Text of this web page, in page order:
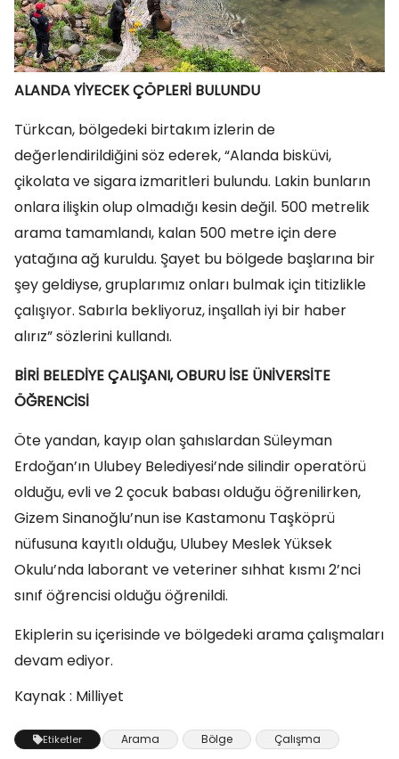
ALANDA YİYECEK ÇÖPLERİ BULUNDU
Türkcan, bölgedeki birtakım izlerin de
değerlendirildiğini söz ederek, “Alanda bisküvi,
çikolata ve sigara izmaritleri bulundu. Lakin bunların
onlara ilişkin olup olmadığı kesin değil. 500 metrelik
arama tamamlandı, kalan 500 metre için dere
yatağına ağ kuruldu. Şayet bu bölgede başlarına bir
şey geldiyse, gruplarımız onları bulmak için titizlikle
çalışıyor. Sabırla bekliyoruz, inşallah iyi bir haber
alırız” sözlerini kullandı.
BİRİ BELEDİYE ÇALIŞANI, OBURU İSE ÜNİVERSİTE
ÖĞRENCİSİ
Öte yandan, kayıp olan şahıslardan Süleyman
Erdoğan’ın Ulubey Belediyesi’nde silindir operatörü
olduğu, evli ve 2 çocuk babası olduğu öğrenilirken,
Gizem Sinanoğlu’nun ise Kastamonu Taşköprü
nüfusuna kayıtlı olduğu, Ulubey Meslek Yüksek
Okulu’nda laborant ve veteriner sıhhat kısmı 2’nci
sınıf öğrencisi olduğu öğrenildi.
Ekiplerin su içerisinde ve bölgedeki arama çalışmaları
devam ediyor.
Kaynak : Milliyet
Etiketler Arama Bölge Çalışma